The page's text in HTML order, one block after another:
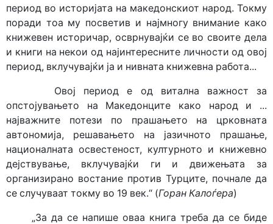
период во историјата на македонскиот народ. Токму
поради тоа му посветив и најмногу внимание како
книжевен историчар, осврнувајќи се во своите дела
и книги на некои од најинтересните личности од овој
период, вклучувајќи ја и нивната книжевна работа...
Овој период е од витална важност за
опстојувањето на Македонците како народ и ...
најважните потези по прашањето на црковната
автономија, решавањето на јазичното прашање,
националната освестеност, културното и книжевно
дејствување, вклучувајќи ги и движењата за
организирано востание против Турците, почнале да
се случуваат токму во 19 век.“ (Горан Калоѓера)
„За да се напи­ше оваа книга треба да се биде